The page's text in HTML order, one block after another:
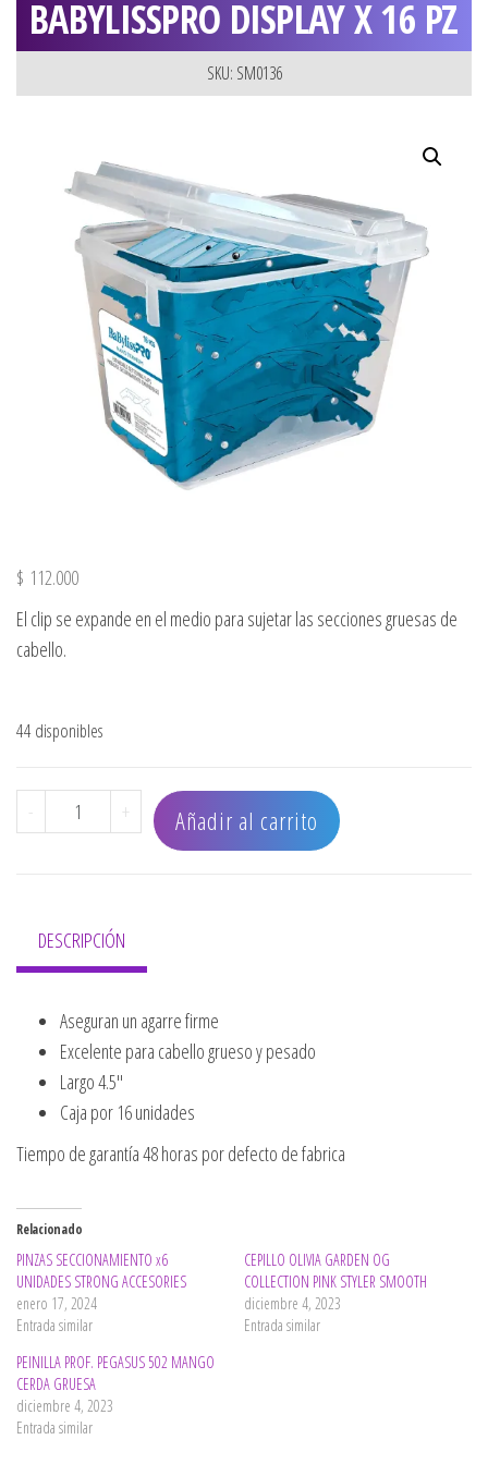
BABYLISSPRO DISPLAY X 16 PZ
SKU: SM0136
$ 112.000
El clip se expande en el medio para sujetar las secciones gruesas de
cabello.
44 disponibles
- PINZAS SECCIONAMIENTO BABYLISSPRO DISPLAY X 16
+ Añadir al carrito
DESCRIPCIÓN
Aseguran un agarre firme
Excelente para cabello grueso y pesado
Largo 4.5″
Caja por 16 unidades
Tiempo de garantía 48 horas por defecto de fabrica
Relacionado
PINZAS SECCIONAMIENTO x6
UNIDADES STRONG ACCESORIES
enero 17, 2024
Entrada similar
CEPILLO OLIVIA GARDEN OG
COLLECTION PINK STYLER SMOOTH
diciembre 4, 2023
Entrada similar
PEINILLA PROF. PEGASUS 502 MANGO
CERDA GRUESA
diciembre 4, 2023
Entrada similar